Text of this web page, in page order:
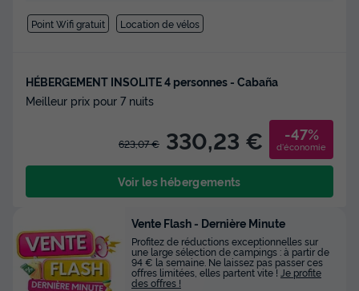
Point Wifi gratuit Location de vélos
HÉBERGEMENT INSOLITE 4 personnes - Cabaña
Meilleur prix pour 7 nuits
623,07 € 330,23 € -47%
d'économie
Voir les hébergements
Vente Flash - Dernière Minute
Profitez de réductions exceptionnelles sur
une large sélection de campings : à partir de
94 € la semaine. Ne laissez pas passer ces
offres limitées, elles partent vite ! Je profite
des offres !